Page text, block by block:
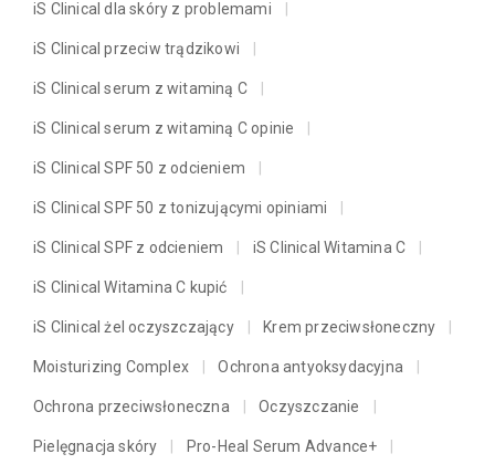
iS Clinical dla skóry z problemami
iS Clinical przeciw trądzikowi
iS Clinical serum z witaminą C
iS Clinical serum z witaminą C opinie
iS Clinical SPF 50 z odcieniem
iS Clinical SPF 50 z tonizującymi opiniami
iS Clinical SPF z odcieniem iS Clinical Witamina C
iS Clinical Witamina C kupić
iS Clinical żel oczyszczający Krem przeciwsłoneczny
Moisturizing Complex Ochrona antyoksydacyjna
Ochrona przeciwsłoneczna Oczyszczanie
Pielęgnacja skóry Pro-Heal Serum Advance+